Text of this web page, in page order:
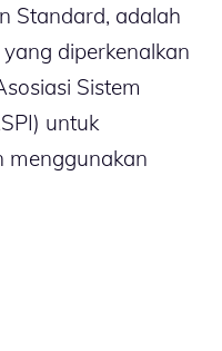
Standard, adalah
diperkenalkan
Sistem
untuk
menggunakan